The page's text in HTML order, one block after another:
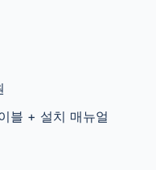
블 + 설치 매뉴얼